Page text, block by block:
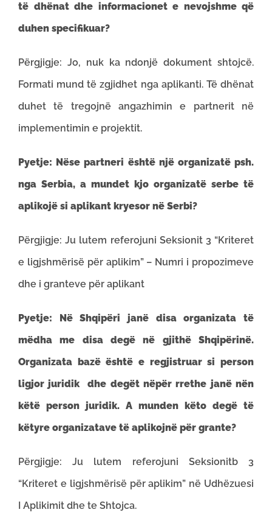
të dhënat dhe informacionet e nevojshme që
duhen specifikuar?
Përgjigje: Jo, nuk ka ndonjë dokument shtojcë.
Formati mund të zgjidhet nga aplikanti. Të dhënat
duhet të tregojnë angazhimin e partnerit në
implementimin e projektit.
Pyetje: Nëse partneri është një organizatë psh.
nga Serbia, a mundet kjo organizatë serbe të
aplikojë si aplikant kryesor në Serbi?
Përgjigje: Ju lutem referojuni Seksionit 3 “Kriteret
e ligjshmërisë për aplikim” – Numri i propozimeve
dhe i granteve për aplikant
Pyetje: Në Shqipëri janë disa organizata të
mëdha me disa degë në gjithë Shqipërinë.
Organizata bazë është e regjistruar si person
ligjor juridik dhe degët nëpër rrethe janë nën
këtë person juridik. A munden këto degë të
këtyre organizatave të aplikojnë për grante?
Përgjigje: Ju lutem referojuni Seksionitb 3
“Kriteret e ligjshmërisë për aplikim” në Udhëzuesi
I Aplikimit dhe te Shtojca.